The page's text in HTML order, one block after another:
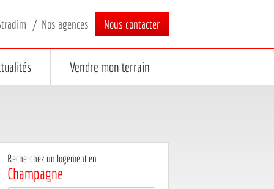
Nos agences Nous contacter
Vendre mon terrain
Recherchez un logement en
Champagne